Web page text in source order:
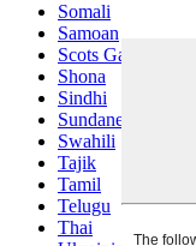
Somali
Samoan
Scots Gaelic
Shona
Sindhi
Sundanese
Swahili
Tajik
Tamil
Telugu
Thai